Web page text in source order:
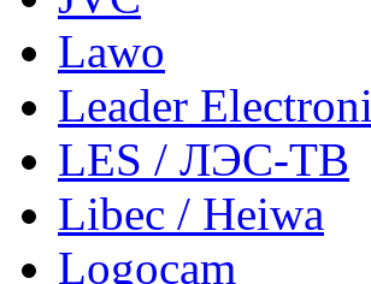
Lawo
Leader
LES / ЛЭС-ТВ
Libec / Heiwa
Logocam